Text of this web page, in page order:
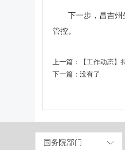
下一步，昌吉州
管控。
上一篇：
【工作动态】
下一篇： 没有了
国务院部门